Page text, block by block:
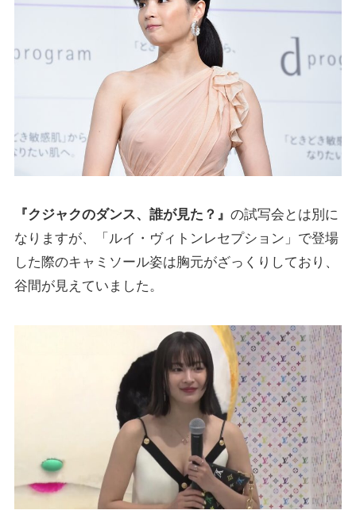
『クジャクのダンス、誰が見た？』 の試写会とは別に
なりますが、「ルイ・ヴィトンレセプション」で登場
した際のキャミソール姿は胸元がざっくりしており、
谷間が見えていました。